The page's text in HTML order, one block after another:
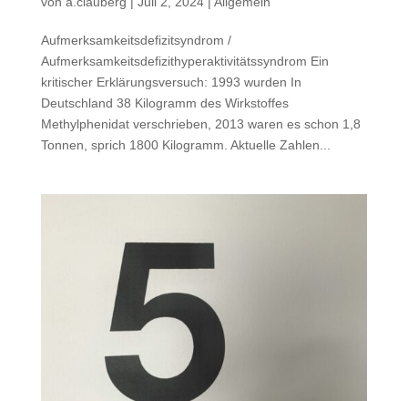
Aufmerksamkeitsdefizitsyndrom /
Aufmerksamkeitsdefizithyperaktivitätssyndrom Ein
kritischer Erklärungsversuch: 1993 wurden In
Deutschland 38 Kilogramm des Wirkstoffes
Methylphenidat verschrieben, 2013 waren es schon 1,8
Tonnen, sprich 1800 Kilogramm. Aktuelle Zahlen...